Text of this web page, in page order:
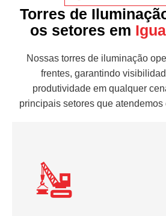
Torres de
os setores em
Nossas torres de iluminação
frentes, garantindo
produtividade em qualquer
principais setores que atendemos